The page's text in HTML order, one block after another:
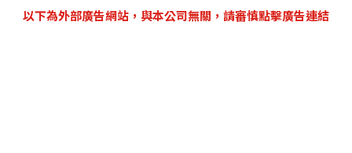
以下為外部廣告網站，與本公司無關，請審慎點擊廣告連結